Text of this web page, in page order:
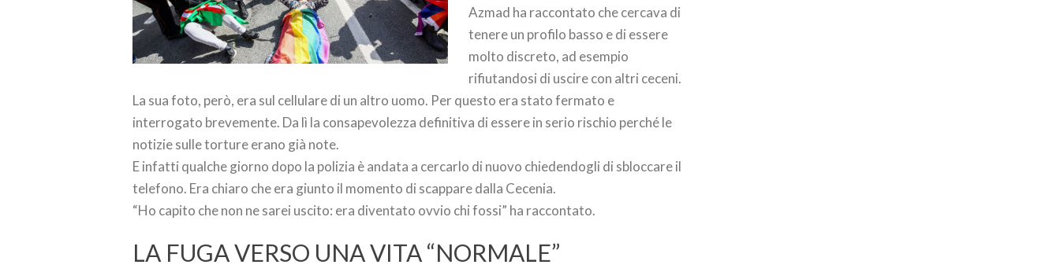
Azmad ha raccontato che cercava di
tenere un profilo basso e di essere
molto discreto, ad esempio
rifiutandosi di uscire con altri ceceni.
La sua foto, però, era sul cellulare di un altro uomo. Per questo era stato fermato e
interrogato brevemente. Da lì la consapevolezza definitiva di essere in serio rischio perché le
notizie sulle torture erano già note.
E infatti qualche giorno dopo la polizia è andata a cercarlo di nuovo chiedendogli di sbloccare il
telefono. Era chiaro che era giunto il momento di scappare dalla Cecenia.
“Ho capito che non ne sarei uscito: era diventato ovvio chi fossi” ha raccontato.
LA FUGA VERSO UNA VITA “NORMALE”